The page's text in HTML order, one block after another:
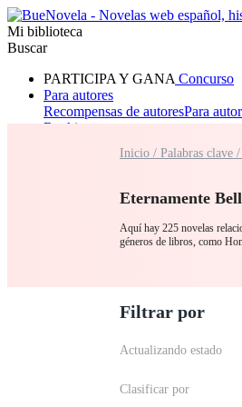
Mi biblioteca
Buscar
PARTICIPA Y GANA Concurso
Para autores
Recompensas de autoresPara
Ranking
RomanceHombre lobo
Inicio / Palabras clave /
Eternamente
Aquí hay 225 novelas
géneros de libros, como
Filtrar por
Actualizando estado
Clasificar por